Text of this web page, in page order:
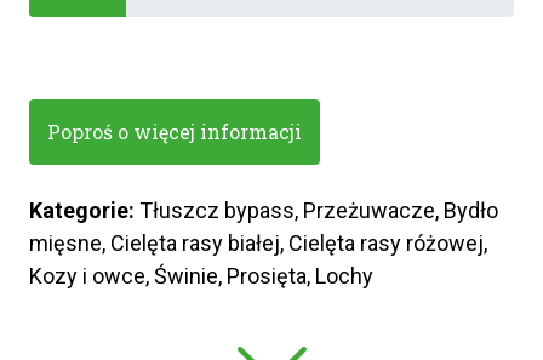
Poproś o więcej informacji
Kategorie: Tłuszcz bypass, Przeżuwacze, Bydło
mięsne, Cielęta rasy białej, Cielęta rasy różowej,
Kozy i owce, Świnie, Prosięta, Lochy